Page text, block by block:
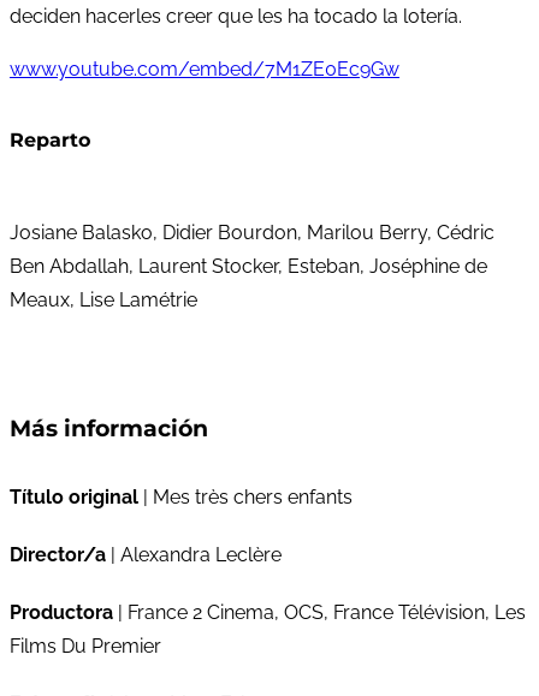
deciden hacerles creer que les ha tocado la lotería.
www.youtube.com/embed/7M1ZE0Ec9Gw
Reparto
Josiane Balasko, Didier Bourdon, Marilou Berry, Cédric
Ben Abdallah, Laurent Stocker, Esteban, Joséphine de
Meaux, Lise Lamétrie
Más información
Título original | Mes très chers enfants
Director/a | Alexandra Leclère
Productora | France 2 Cinema, OCS, France Télévision, Les
Films Du Premier